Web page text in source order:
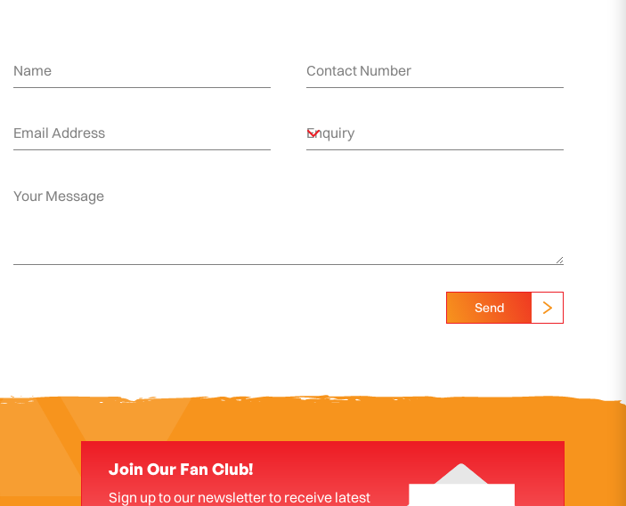
Send
Join Our Fan Club!
Sign up to our newsletter to receive latest